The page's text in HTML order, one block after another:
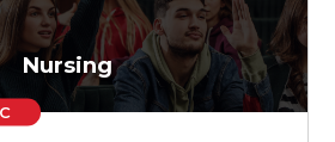
Tham vấn Interlink
Nursing